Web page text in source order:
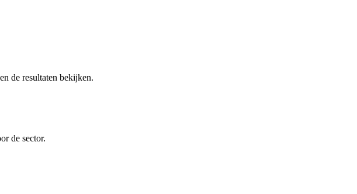
de resultaten bekijken.
de sector.